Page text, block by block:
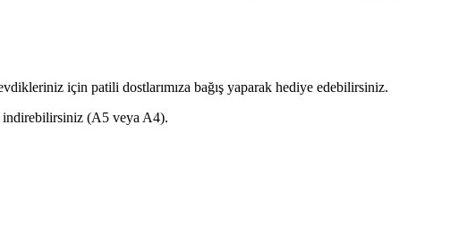
için patili dostlarımıza bağış yaparak hediye edebilirsiniz.
indirebilirsiniz (A5 veya A4).